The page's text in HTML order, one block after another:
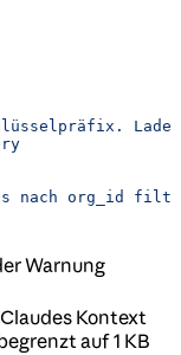
Laden
nach org_id
Warnung
Kontext
auf 1 KB